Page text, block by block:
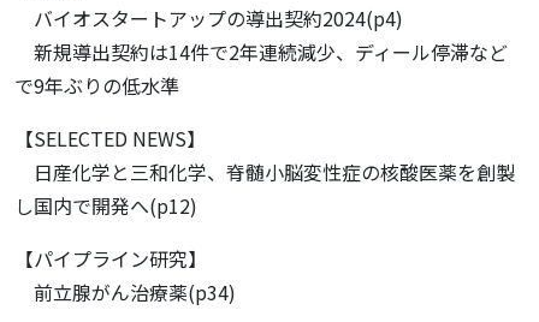
バイオスタートアップの導出契約2024(p4)
新規導出契約は14件で2年連続減少、ディール停滞など
で9年ぶりの低水準
【SELECTED NEWS】
日産化学と三和化学、脊髄小脳変性症の核酸医薬を創製
し国内で開発へ(p12)
【パイプライン研究】
前立腺がん治療薬(p34)